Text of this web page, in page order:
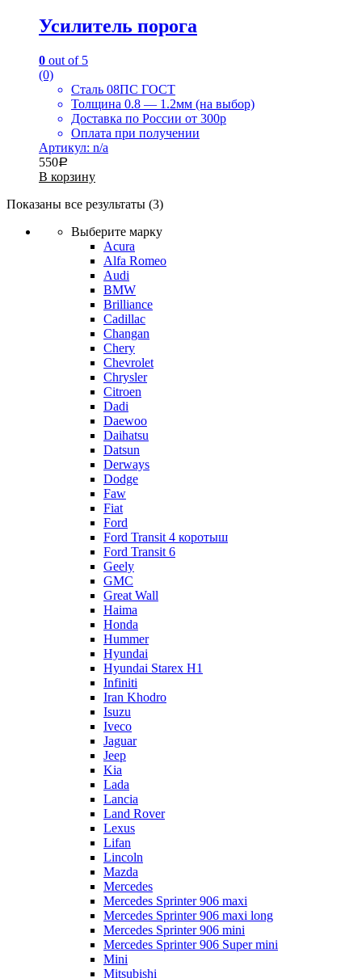
Усилитель порога
0 out of 5
(0)
Сталь 08ПС ГОСТ
Толщина 0.8 — 1.2мм (на выбор)
Доставка по России от 300р
Оплата при получении
Артикул: n/a
550Р
В корзину
Показаны все результаты (3)
Выберите марку
Acura
Alfa Romeo
Audi
BMW
Brilliance
Cadillac
Changan
Chery
Chevrolet
Chrysler
Citroen
Dadi
Daewoo
Daihatsu
Datsun
Derways
Dodge
Faw
Fiat
Ford
Ford Transit 4 коротыш
Ford Transit 6
Geely
GMC
Great Wall
Haima
Honda
Hummer
Hyundai
Hyundai Starex H1
Infiniti
Iran Khodro
Isuzu
Iveco
Jaguar
Jeep
Kia
Lada
Lancia
Land Rover
Lexus
Lifan
Lincoln
Mazda
Mercedes
Mercedes Sprinter 906 maxi
Mercedes Sprinter 906 maxi long
Mercedes Sprinter 906 mini
Mercedes Sprinter 906 Super mini
Mini
Mitsubishi